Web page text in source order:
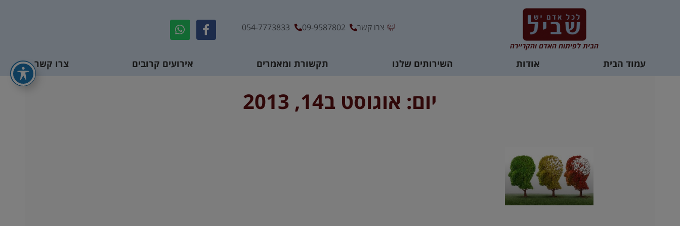
הבית לפיתוח האדם והקריירה
צרו קשר 09-9587802
054-7773833
עמוד הבית אודות השירותים שלנו תקשורת ומאמרים אירועים קרובים צרו קשר
יום: אוגוסט ב14, 2013